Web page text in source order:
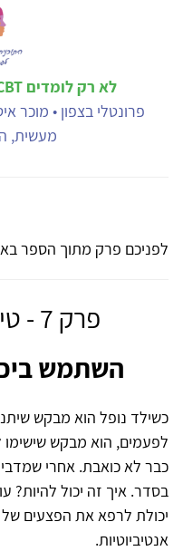
לא רק לומדים CBT מפתחים חשיבה קלינית
פרונטלי בצפון • מוכר
מעשית,
לפניכם פרק מתוך הספר
פרק 7 - טיפול במחשבות
השתמש
כשילד נופל הוא מבקש
לפעמים, הוא מבקש
כבר לא כואבת. אחרי
בסדר. איך זה יכול להיות?
יכולת לרפא את הפצעים
אנטיביוטיות.